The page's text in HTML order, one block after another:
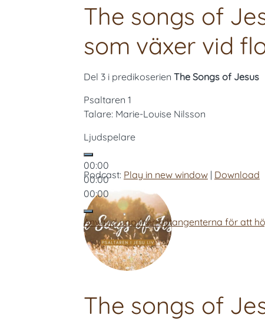
The songs of
som växer vid
Del 3 i predikoserien The Songs of Jesus
Psaltaren 1
Talare: Marie-Louise Nilsson
Ljudspelare
00:00
00:00
00:00
Använd upp/ner-piltangenterna för att
Podcast: Play in new window | Download
The songs of